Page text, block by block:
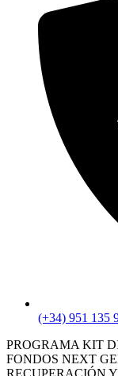
(+34) 951 135
PROGRAMA KIT
FONDOS NEXT
RECUPERACIÓN